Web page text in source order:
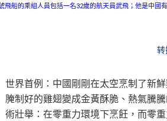
飛船的乘組人員包括一名32歲的航天員武飛；他是中
转
世界首例：中國剛剛在太空烹制了新
腌制好的雞翅變成金黃酥脆、熱氣騰
術壯舉：在零重力環境下烹飪，而零